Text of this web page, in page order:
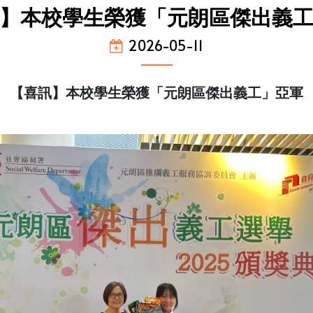
本校學生榮獲「元朗區傑出義
2026-05-11
【喜訊】本校學生榮獲「元朗區傑出義工」亞軍